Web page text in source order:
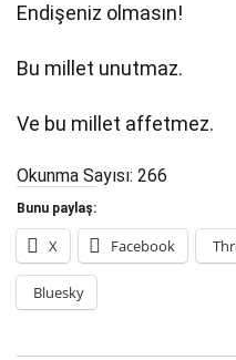
Endişeniz olmasın!
Bu millet unutmaz.
Ve bu millet affetmez.
Okunma Sayısı: 266
Bunu paylaş:
X Facebook
Bluesky